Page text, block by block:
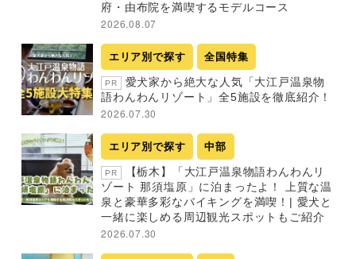
府・由布院を満喫するモデルコース
2026.08.07
エリア別で探す 全国特集
PR
愛犬家から絶大な人気「大江戸温泉物
語わんわんリゾート」全5施設を徹底紹介！
2026.07.30
エリア別で探す 中部
PR
【栃木】「大江戸温泉物語わんわんリ
ゾート 那須塩原」に泊まったよ！ 上質な温
泉と豪華多彩なバイキングを満喫！| 愛犬と
一緒に楽しめる周辺観光スポットもご紹介
2026.07.30